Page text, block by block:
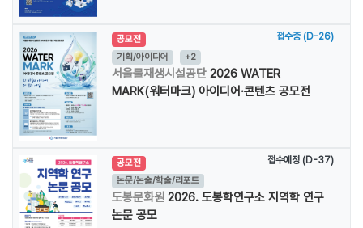
공모전
접수중 (D-26)
기획/아이디어
+2
서울물재생시설공단 2026 WATER
MARK(워터마크) 아이디어·콘텐츠 공모전
공모전
접수예정 (D-37)
논문/논술/학술/리포트
도봉문화원 2026. 도봉학연구소 지역학 연구
논문 공모